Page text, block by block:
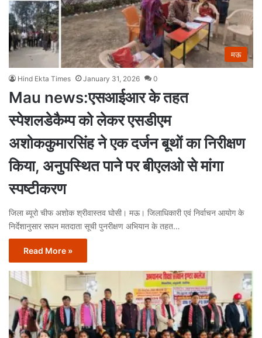
मऊ
Hind Ekta Times January 31, 2026 0
Mau news:एसआईआर के तहत
स्पेशलडेकैम्प को लेकर एसडीएम
अशोककुमारसिंह ने एक दर्जन बूथों का निरीक्षण
किया, अनुपस्थित पाने पर बीएलओ से मांगा
स्पष्टीकरण
जिला ब्यूरो चीफ अशोक श्रीवास्तव घोसी। मऊ। जिलाधिकारी एवं निर्वाचन आयोग के
निर्देशानुसार सघन मतदाता सूची पुनरीक्षण अभियान के तहत…
Read More »